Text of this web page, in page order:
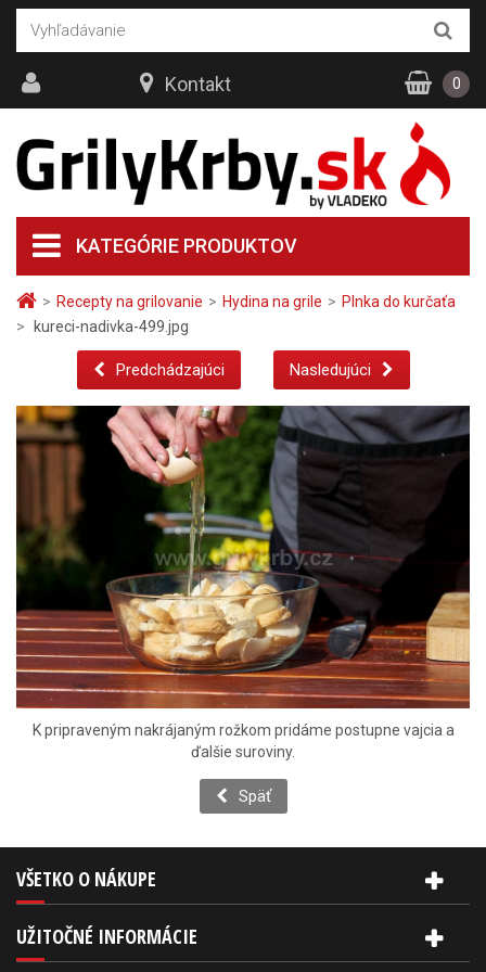
> Recepty na grilovanie > Hydina na grile > Plnka do kurčaťa
>
kureci-nadivka-499.jpg
Predchádzajúci Nasledujúci
K pripraveným nakrájaným rožkom pridáme postupne vajcia a
ďalšie suroviny.
Späť
KATEGÓRIE PRODUKTOV
Kontakt 0
VŠETKO O NÁKUPE
UŽITOČNÉ INFORMÁCIE